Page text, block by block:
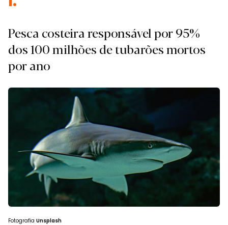
Pesca costeira responsável por 95%
dos 100 milhões de tubarões mortos
por ano
Fotografia Unsplash